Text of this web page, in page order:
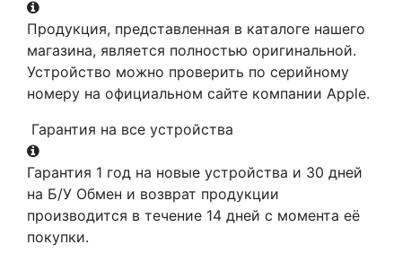
Продукция, представленная в каталоге нашего
магазина, является полностью оригинальной.
Устройство можно проверить по серийному
номеру на официальном сайте компании Apple.
Гарантия на все устройства
Гарантия 1 год на новые устройства и 30 дней
на Б/У Обмен и возврат продукции
производится в течение 14 дней с момента её
покупки.